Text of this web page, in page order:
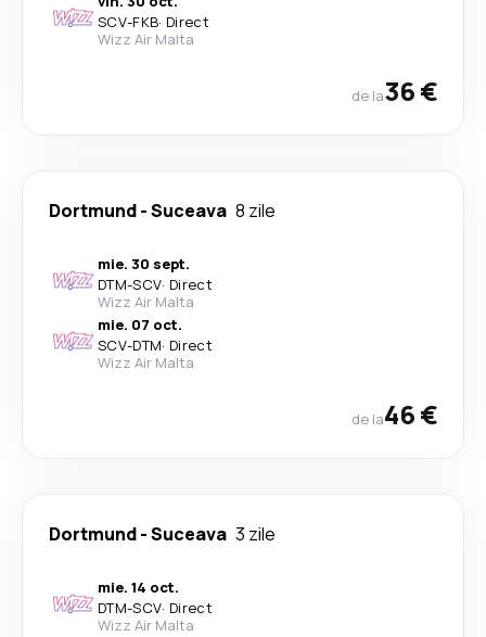
SCV-FKB· Direct
Wizz Air Malta
de la36 €
Dortmund-Suceava 8 zile
mie. 30 sept.
DTM-SCV· Direct
Wizz Air Malta
mie. 07 oct.
SCV-DTM· Direct
Wizz Air Malta
de la46 €
Dortmund-Suceava 3 zile
mie. 14 oct.
DTM-SCV· Direct
Wizz Air Malta